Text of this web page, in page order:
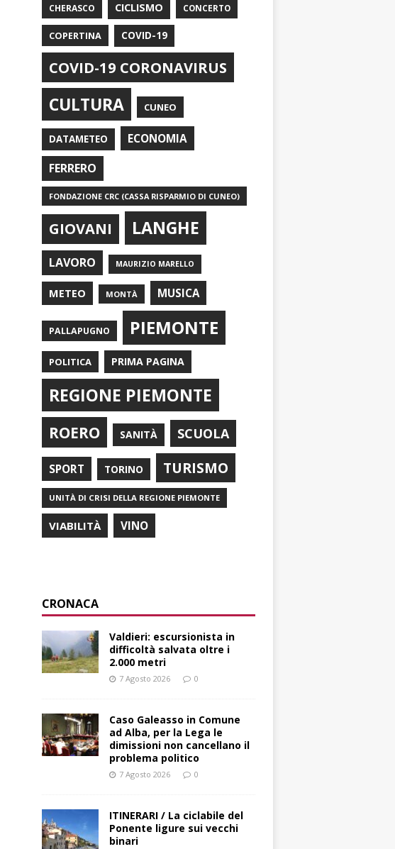
CHERASCO CICLISMO CONCERTO
COPERTINA COVID-19
COVID-19 CORONAVIRUS
CULTURA CUNEO
DATAMETEO ECONOMIA
FERRERO
FONDAZIONE CRC (CASSA RISPARMIO DI CUNEO)
GIOVANI LANGHE
LAVORO MAURIZIO MARELLO
METEO MONTÀ MUSICA
PALLAPUGNO PIEMONTE
POLITICA PRIMA PAGINA
REGIONE PIEMONTE
ROERO SANITÀ SCUOLA
SPORT TORINO TURISMO
UNITÀ DI CRISI DELLA REGIONE PIEMONTE
VIABILITÀ VINO
CRONACA
Valdieri: escursionista in
difficoltà salvata oltre i
2.000 metri
7 Agosto 2026 0
Caso Galeasso in Comune
ad Alba, per la Lega le
dimissioni non cancellano il
problema politico
7 Agosto 2026 0
ITINERARI / La ciclabile del
Ponente ligure sui vecchi
binari